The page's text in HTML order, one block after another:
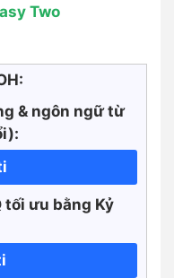
Two
& ngôn ngữ từ
tối ưu bằng Kỷ